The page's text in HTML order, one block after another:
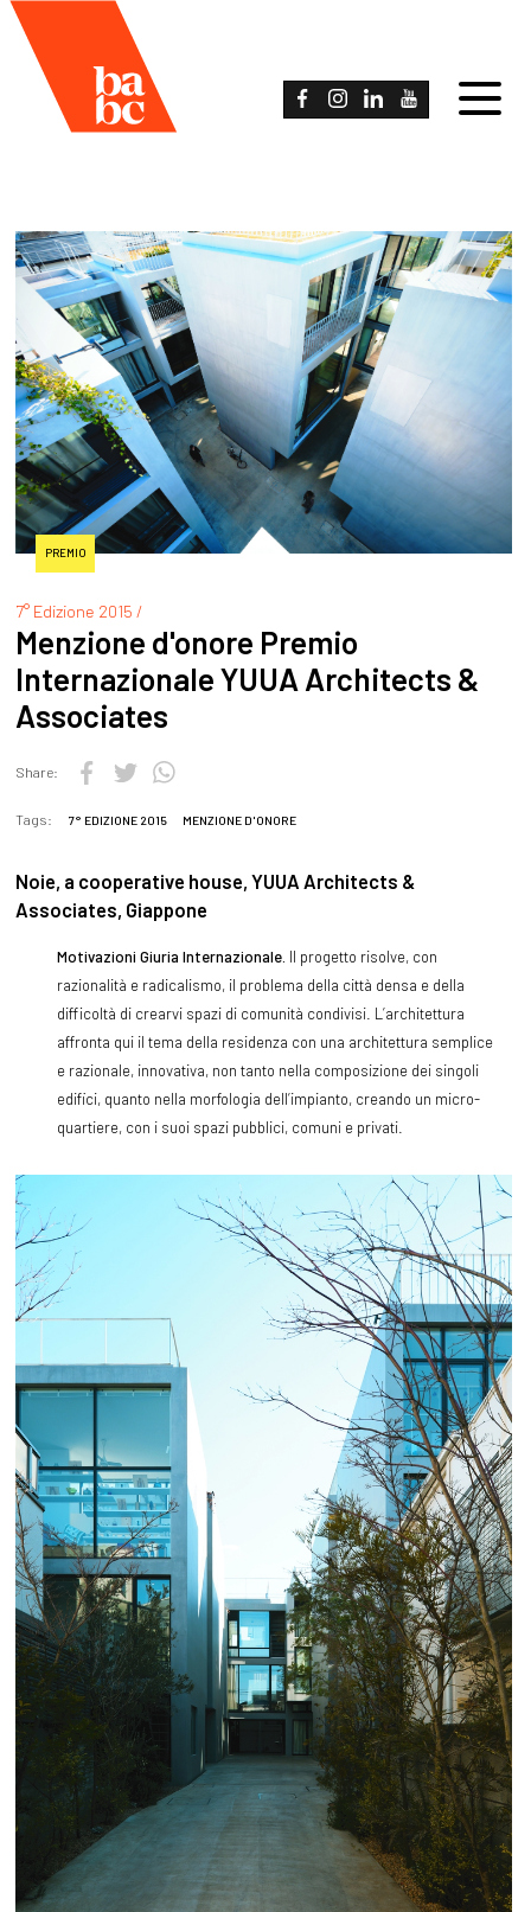
PREMIO
7° Edizione 2015 /
Menzione d'onore Premio
Internazionale YUUA Architects &
Associates
Share:
Tags: 7° EDIZIONE 2015 MENZIONE D'ONORE
Noie, a cooperative house, YUUA Architects &
Associates, Giappone
Motivazioni Giuria Internazionale. Il progetto risolve, con
razionalità e radicalismo, il problema della città densa e della
difficoltà di crearvi spazi di comunità condivisi. L’architettura
affronta qui il tema della residenza con una architettura semplice
e razionale, innovativa, non tanto nella composizione dei singoli
edifici, quanto nella morfologia dell’impianto, creando un micro-
quartiere, con i suoi spazi pubblici, comuni e privati.